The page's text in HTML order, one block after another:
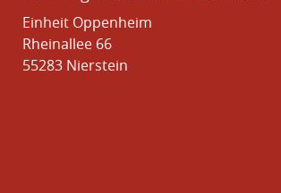
Einheit Oppenheim
Rheinallee 66
55283 Nierstein